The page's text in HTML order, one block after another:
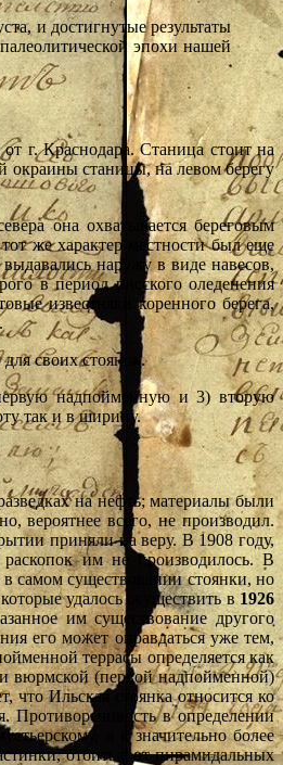
и достигнутые результаты
эпохи нашей
г. Краснодара. Станица стоит на
окраины станицы, на левом берегу
она охватывается береговым
же характер местности был еще
наружу в виде навесов,
в период рисского оледенения
известняки коренного берега,
своих стоянок.
надпойменную и 3) вторую
так и в ширину.
на нефть; материалы были
вероятнее всего, не производил.
приняли на веру. В 1908 году,
им не производилось. В
в самом существовании стоянки, но
удалось осуществить в1926
им существование другого
его может оправдаться уже тем,
террасы определяется как
вюрмской (первой надпойменной)
что Ильская стоянка относится ко
Противоречивость в определении
а к значительно более
отбитые от пирамидальных